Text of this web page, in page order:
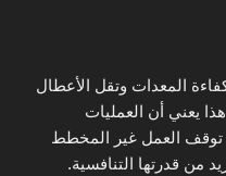
المعدات وتقل الأعطال
يعني أن العمليات
توقف العمل غير المخطط
من قدرتها التنافسية.